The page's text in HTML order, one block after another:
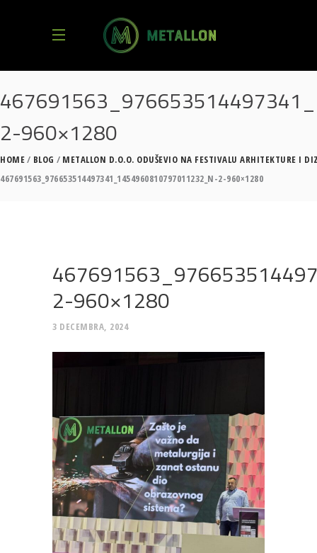
2-960×1280
HOME BLOG
METALLON D.O.O. ODUŠEVIO NA FESTIVALU ARHITEKTURE I
467691563_976653514497341_1454960810797011232_N-2-960×1280
2-960×1280
3 DECEMBRA, 2024